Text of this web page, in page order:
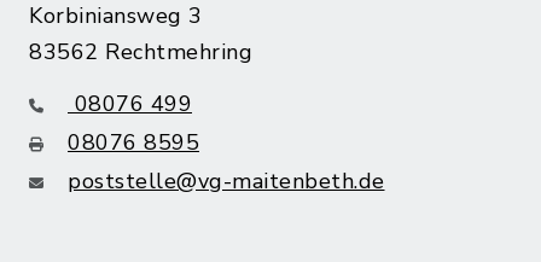
Korbiniansweg 3
83562 Rechtmehring
08076 499
08076 8595
poststelle@vg-maitenbeth.de